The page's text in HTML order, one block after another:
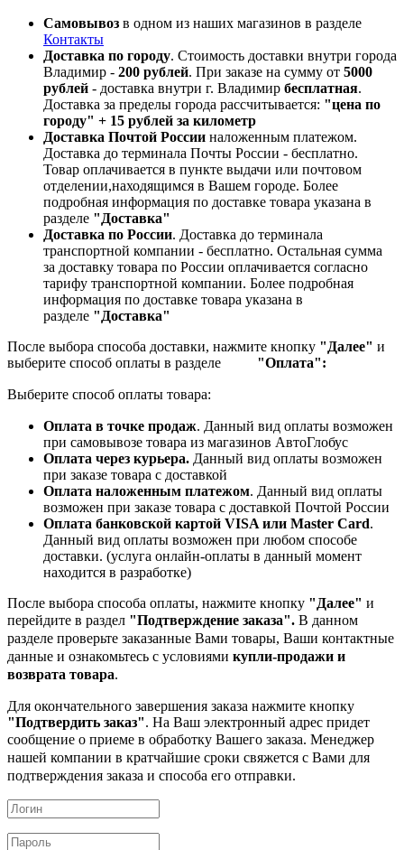
Самовывоз в одном из наших магазинов в разделе
Контакты
Доставка по городу. Стоимость доставки внутри города
Владимир - 200 рублей. При заказе на сумму от 5000
рублей - доставка внутри г. Владимир бесплатная.
Доставка за пределы города рассчитывается: "цена по
городу" + 15 рублей за километр
Доставка Почтой России наложенным платежом.
Доставка до терминала Почты России - бесплатно.
Товар оплачивается в пункте выдачи или почтовом
отделении,находящимся в Вашем городе. Более
подробная информация по доставке товара указана в
разделе "Доставка"
Доставка по России. Доставка до терминала
транспортной компании - бесплатно. Остальная сумма
за доставку товара по России оплачивается согласно
тарифу транспортной компании. Более подробная
информация по доставке товара указана в
разделе "Доставка"
После выбора способа доставки, нажмите кнопку "Далее" и
выберите способ оплаты в разделе "Оплата":
Выберите способ оплаты товара:
Оплата в точке продаж. Данный вид оплаты возможен
при самовывозе товара из магазинов АвтоГлобус
Оплата через курьера. Данный вид оплаты возможен
при заказе товара с доставкой
Оплата наложенным платежом. Данный вид оплаты
возможен при заказе товара с доставкой Почтой России
Оплата банковской картой VISA или Master Card.
Данный вид оплаты возможен при любом способе
доставки. (услуга онлайн-оплаты в данный момент
находится в разработке)
После выбора способа оплаты, нажмите кнопку "Далее" и
перейдите в раздел "Подтверждение заказа". В данном
разделе проверьте заказанные Вами товары, Ваши контактные
данные и ознакомьтесь с условиями купли-продажи и
возврата товара.
Для окончательного завершения заказа нажмите кнопку
"Подтвердить заказ". На Ваш электронный адрес придет
сообщение о приеме в обработку Вашего заказа. Менеджер
нашей компании в кратчайшие сроки свяжется с Вами для
подтверждения заказа и способа его отправки.